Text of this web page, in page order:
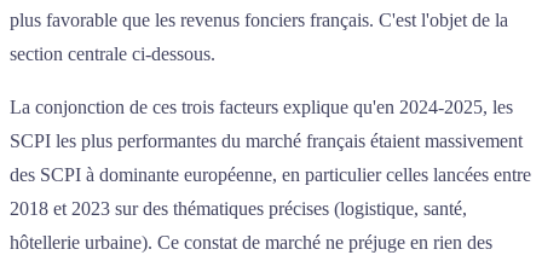
plus favorable que les revenus fonciers français. C'est l'objet de la
section centrale ci-dessous.
La conjonction de ces trois facteurs explique qu'en 2024-2025, les
SCPI les plus performantes du marché français étaient massivement
des SCPI à dominante européenne, en particulier celles lancées entre
2018 et 2023 sur des thématiques précises (logistique, santé,
hôtellerie urbaine). Ce constat de marché ne préjuge en rien des